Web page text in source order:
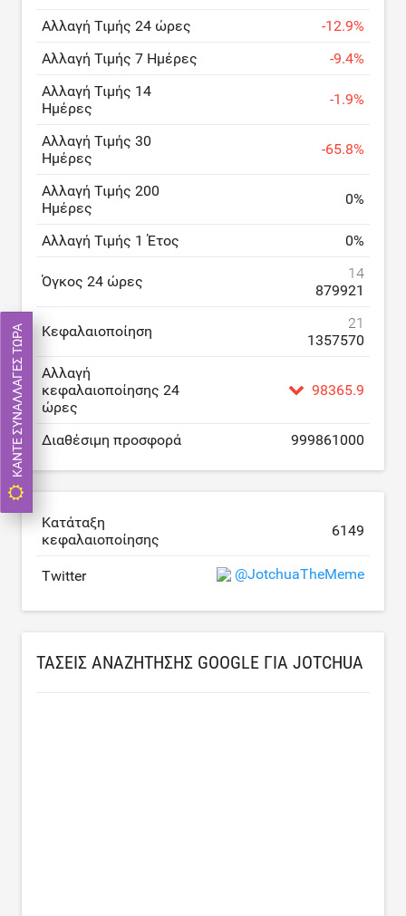
Αλλαγή Τιμής 24 ώρες
-12.9%
Αλλαγή Τιμής 7 Ημέρες
-9.4%
Αλλαγή Τιμής 14
Ημέρες
-1.9%
Αλλαγή Τιμής 30
Ημέρες
-65.8%
Αλλαγή Τιμής 200
Ημέρες
0%
Αλλαγή Τιμής 1 Έτος 0%
Όγκος 24 ώρες
14
879921
Κεφαλαιοποίηση
21
1357570
Αλλαγή
κεφαλαιοποίησης 24
ώρες
98365.9
Διαθέσιμη προσφορά 999861000
Κατάταξη
κεφαλαιοποίησης
6149
Twitter @JotchuaTheMeme
ΤΆΣΕΙΣ ΑΝΑΖΉΤΗΣΗΣ GOOGLE ΓΙΑ JOTCHUA
ΚΆΝΤΕ ΣΥΝΑΛΛΑΓΈΣ ΤΏΡΑ